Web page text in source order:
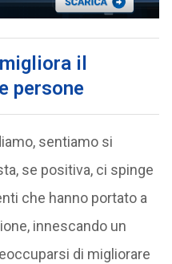
il
persone
sentiamo si
se positiva, ci spinge
che hanno portato a
innescando un
di migliorare